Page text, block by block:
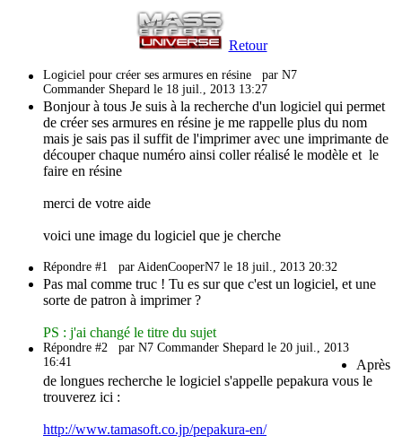
Retour
Logiciel pour créer ses armures en résine par N7
Commander Shepard le 18 juil., 2013 13:27
Bonjour à tous Je suis à la recherche d'un logiciel qui permet
de créer ses armures en résine je me rappelle plus du nom
mais je sais pas il suffit de l'imprimer avec une imprimante de
découper chaque numéro ainsi coller réalisé le modèle et le
faire en résine
merci de votre aide
voici une image du logiciel que je cherche
Répondre #1 par AidenCooperN7 le 18 juil., 2013 20:32
Pas mal comme truc ! Tu es sur que c'est un logiciel, et une
sorte de patron à imprimer ?
PS : j'ai changé le titre du sujet
Répondre #2 par N7 Commander Shepard le 20 juil., 2013
16:41
Après
de longues recherche le logiciel s'appelle pepakura vous le
trouverez ici :
http://www.tamasoft.co.jp/pepakura-en/